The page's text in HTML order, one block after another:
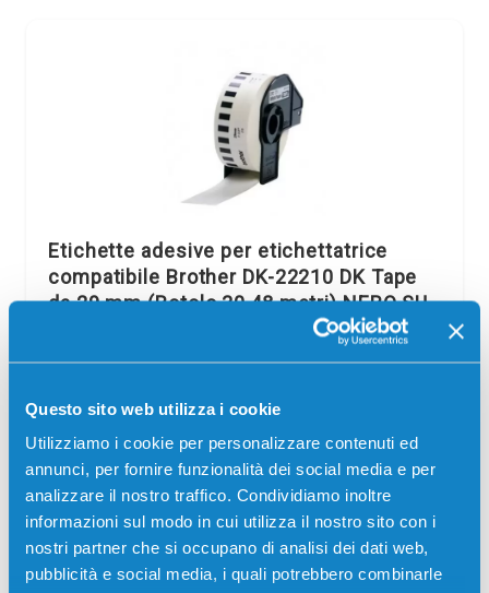
Questo sito web utilizza i cookie
Utilizziamo i cookie per personalizzare contenuti ed
annunci, per fornire funzionalità dei social media e per
analizzare il nostro traffico. Condividiamo inoltre
informazioni sul modo in cui utilizza il nostro sito con i
nostri partner che si occupano di analisi dei dati web,
pubblicità e social media, i quali potrebbero combinarle
Etichette adesive per etichettatrice
compatibile Brother DK-22210 DK Tape
da 29 mm (Rotolo 30,48 metri) NERO SU
Compatibile
Codice: DK-22210.C
Etichette adesive per etichettatrice compatibile Brother
DK-22210 DK Tape da 29 mm (Rotolo 30,48 metri) NERO
SU BIANCO 30.48 metri per Stampanti: Brother QL-1050,
Brother…
4,20€